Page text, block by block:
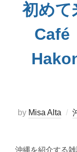
初めて
Café
by Misa Alta
沖縄を紹介する